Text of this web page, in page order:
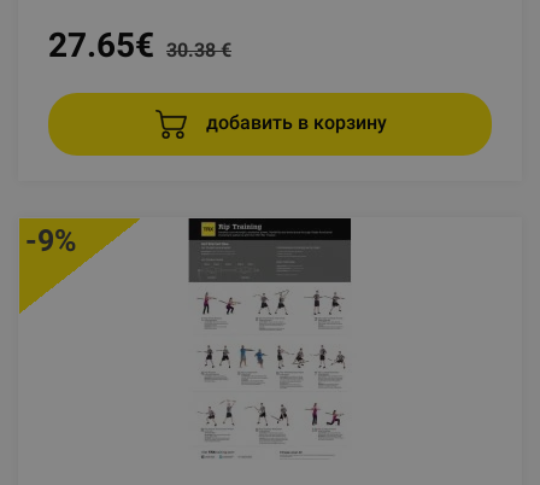
27.65€ 30.38 €
добавить в корзину
-9%